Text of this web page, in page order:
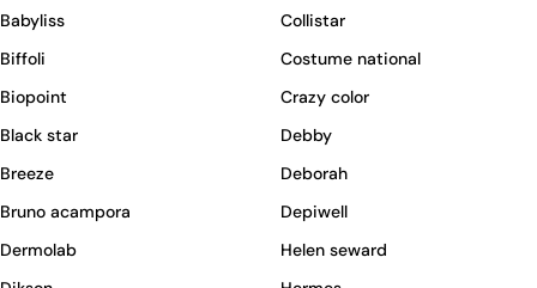
Babyliss
Biffoli
Biopoint
Black star
Breeze
Bruno acampora
Collistar
Costume national
Crazy color
Debby
Deborah
Depiwell
Dermolab
Helen seward